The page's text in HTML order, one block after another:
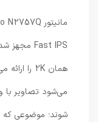
می‌شود تصاویر با
شوند؛ موضوعی که